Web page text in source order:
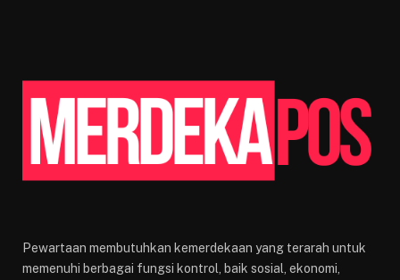
Pewartaan membutuhkan kemerdekaan yang terarah untuk
memenuhi berbagai fungsi kontrol, baik sosial, ekonomi,